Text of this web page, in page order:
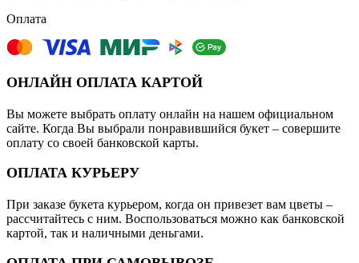
Оплата
ОНЛАЙН ОПЛАТА КАРТОЙ
Вы можете выбрать оплату онлайн на нашем официальном
сайте. Когда Вы выбрали понравившийся букет – совершите
оплату со своей банковской карты.
ОПЛАТА КУРЬЕРУ
При заказе букета курьером, когда он привезет вам цветы –
рассчитайтесь с ним. Воспользоваться можно как банковской
картой, так и наличными деньгами.